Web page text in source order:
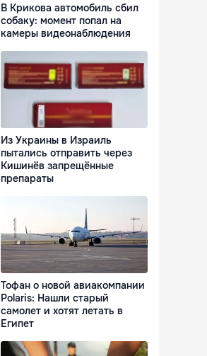
В Крикова автомобиль сбил
собаку: момент попал на
камеры видеонаблюдения
Из Украины в Израиль
пытались отправить через
Кишинёв запрещённые
препараты
Тофан о новой авиакомпании
Polaris: Нашли старый
самолет и хотят летать в
Египет